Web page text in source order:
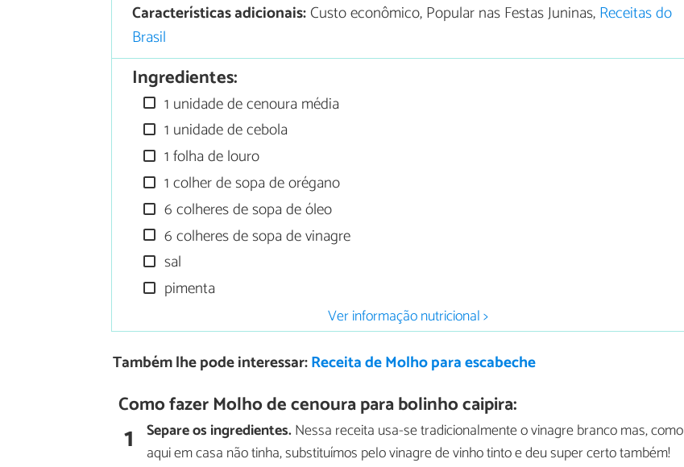
Características adicionais:Custo econômico, Popular nas Festas Juninas,Receitas do
Brasil
Ingredientes:
1 unidade de cenoura média
1 unidade de cebola
1 folha de louro
1 colher de sopa de orégano
6 colheres de sopa de óleo
6 colheres de sopa de vinagre
sal
pimenta
Ver informação nutricional >
Também lhe pode interessar:Receita de Molho para escabeche
Como fazer Molho de cenoura para bolinho caipira:
1 Separe os ingredientes.Nessa receita usa-se tradicionalmente o vinagre branco mas, como
aqui em casa não tinha, substituímos pelo vinagre de vinho tinto e deu super certo também!